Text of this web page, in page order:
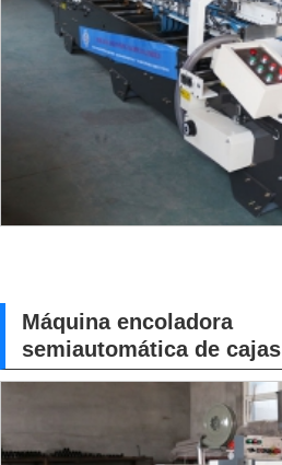
Máquina encoladora
semiautomática de cajas